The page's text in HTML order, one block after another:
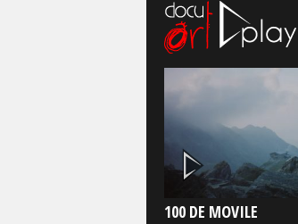
100 DE MOVILE